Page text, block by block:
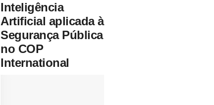
Inteligência
Artificial aplicada à
Segurança Pública
no COP
International